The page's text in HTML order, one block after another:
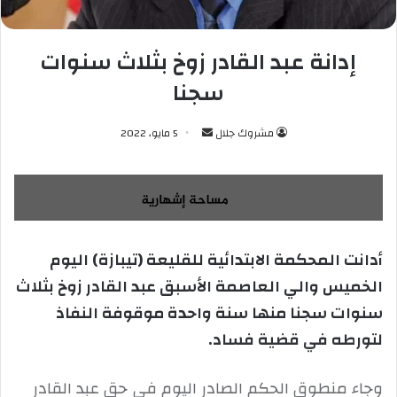
إدانة عبد القادر زوخ بثلاث سنوات
سجنا
مشروك جلال
س
ل
ب
ي
د
إ
5 مايو، 2022
أدانت المحكمة الابتدائية للقليعة (تيبازة) اليوم
الخميس والي العاصمة الأسبق عبد القادر زوخ بثلاث
سنوات سجنا منها سنة واحدة موقوفة النفاذ
لتورطه في قضية فساد.
وجاء منطوق الحكم الصادر اليوم في حق عبد القادر